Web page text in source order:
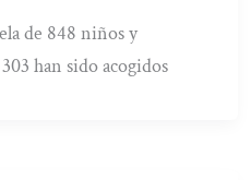
de 848 niños y
han sido acogidos